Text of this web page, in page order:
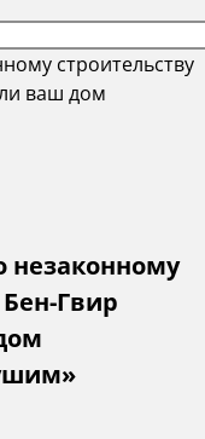
незаконному
Гвир